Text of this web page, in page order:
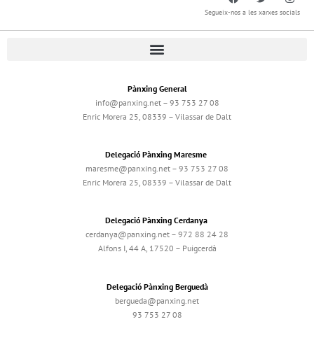
Segueix-nos a les xarxes socials
Pànxing General
info@panxing.net – 93 753 27 08
Enric Morera 25, 08339 – Vilassar de Dalt
Delegació Pànxing Maresme
maresme@panxing.net – 93 753 27 08
Enric Morera 25, 08339 – Vilassar de Dalt
Delegació Pànxing Cerdanya
cerdanya@panxing.net – 972 88 24 28
Alfons I, 44 A, 17520 – Puigcerdà
Delegació Pànxing Berguedà
bergueda@panxing.net
93 753 27 08